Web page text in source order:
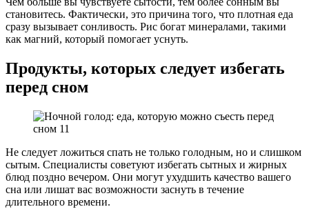
становитесь. Фактически, это причина того, что плотная еда
сразу вызывает сонливость. Рис богат минералами, такими
как магний, который помогает уснуть.
Продукты, которых следует избегать
перед сном
Не следует ложиться спать не только голодным, но и слишком
сытым. Специалисты советуют избегать сытных и жирных
блюд поздно вечером. Они могут ухудшить качество вашего
сна или лишат вас возможности заснуть в течение
длительного времени.